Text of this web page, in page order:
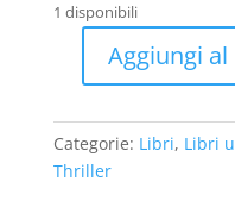
era:
1 disponibili
-
2015
-
Aggiungi
Categorie: Libri, Libri
Thriller